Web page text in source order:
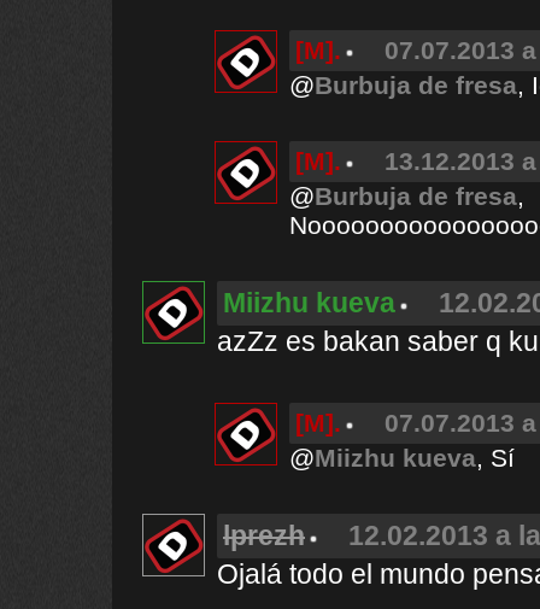
[M].
07.07.2013
@Burbuja de fresa,
[M].
13.12.2013
@Burbuja de fresa,
Miizhu kueva
azZz es bakan saber q
[M].
07.07.2013
@Miizhu kueva, Sí
lprezh
12.02.2013 a
Ojalá todo el mundo